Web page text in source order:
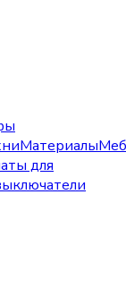
Материалы
для